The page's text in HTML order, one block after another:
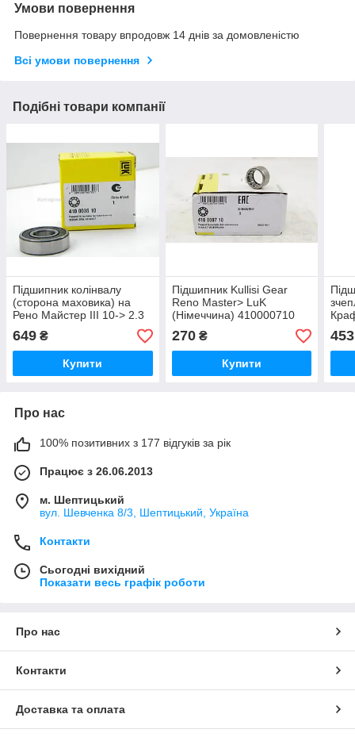
Умови повернення
Повернення товару впродовж 14 днів за домовленістю
Всі умови повернення
Подібні товари компанії
Підшипник колінвалу
(сторона маховика) на
Рено Майстер III 10-> 2.3
dCi — LuK (Німеччина) -
410003610
649 ₴
Купити
Підшипник Kullisi Gear
Reno Master> LuK
(Німеччина) 410000710
270₴
Купити
453
Про нас
100% позитивних з 177 відгуків за рік
Працює з 26.06.2013
м. Шептицький
вул. Шевченка 8/3, Шептицький, Україна
Контакти
Сьогодні вихідний
Показати весь графік роботи
Про нас
Контакти
Доставка та оплата